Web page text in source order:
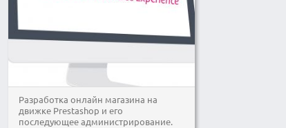
Разработка онлайн магазина на
движке Prestashop и его
последующее администрирование.